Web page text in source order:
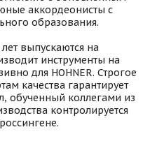
аккордеонисты с
образования.
выпускаются на
инструменты на
для HOHNER. Строгое
качества гарантирует
обученный коллегами из
контролируется